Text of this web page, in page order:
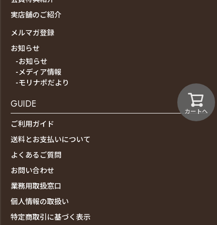
カートへ
実店舗のご紹介
メルマガ登録
お知らせ
-お知らせ
-メディア情報
-モリナポだより
GUIDE
ご利用ガイド
送料とお支払いについて
よくあるご質問
お問い合わせ
業務用取扱窓口
個人情報の取扱い
特定商取引に基づく表示